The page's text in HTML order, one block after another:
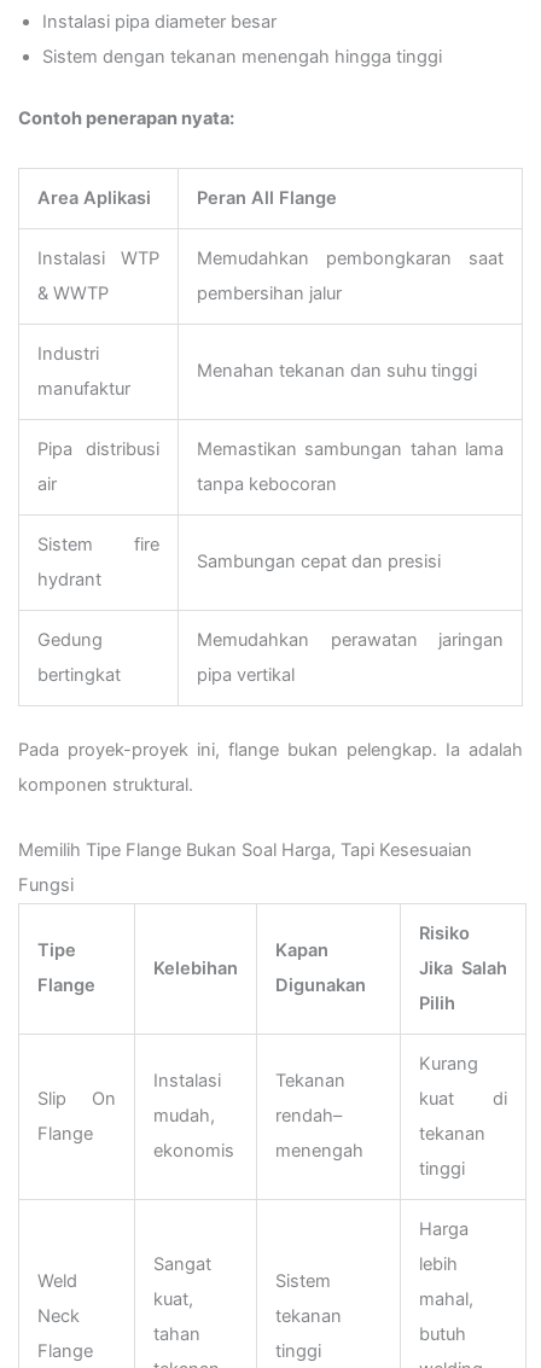
Instalasi pipa diameter besar
Sistem dengan tekanan menengah hingga tinggi
Contoh penerapan nyata:
Area Aplikasi Peran All Flange
Instalasi WTP
& WWTP
Memudahkan pembongkaran saat
pembersihan jalur
Industri
manufaktur
Menahan tekanan dan suhu tinggi
Pipa distribusi
air
Memastikan sambungan tahan lama
tanpa kebocoran
Sistem fire
hydrant
Sambungan cepat dan presisi
Gedung
bertingkat
Memudahkan perawatan jaringan
pipa vertikal
Pada proyek-proyek ini, flange bukan pelengkap. Ia adalah
komponen struktural.
Memilih Tipe Flange Bukan Soal Harga, Tapi Kesesuaian
Fungsi
Tipe
Flange
Kelebihan
Kapan
Digunakan
Risiko
Jika Salah
Pilih
Slip On
Flange
Instalasi
mudah,
ekonomis
Tekanan
rendah–
menengah
Kurang
kuat di
tekanan
tinggi
Weld
Neck
Flange
Sangat
kuat,
tahan
Sistem
tekanan
tinggi
Harga
lebih
mahal,
butuh